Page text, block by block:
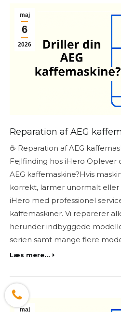
maj
6
2026
Reparation af AEG
☕ Reparation af AEG
Fejlfinding hos iHero
AEG kaffemaskine?Hvis
korrekt, larmer unormalt eller
iHero med professionel
kaffemaskiner. Vi reparerer
herunder indbyggede
serien samt mange flere
Læs mere...
maj